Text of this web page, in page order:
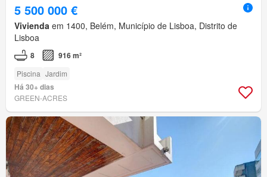
5 500 000 €
Vivienda em 1400, Belém, Município de Lisboa, Distrito de
Lisboa
8 916 m²
Piscina Jardim
Há 30+ dias
GREEN-ACRES